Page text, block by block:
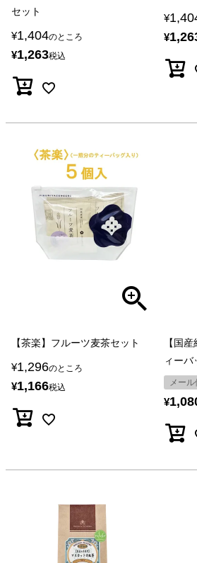
セット
¥1,404のところ
¥1,263税込
¥
¥
【茶楽】フルーツ麦茶セット
¥1,296のところ
¥1,166税込
【国
ィーバ
メール
¥